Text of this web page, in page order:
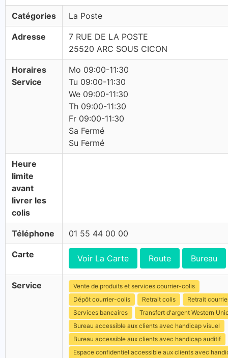
Catégories La Poste
Adresse
7 RUE DE LA POSTE
25520 ARC SOUS CICON
Horaires
Service
Mo 09:00-11:30
Tu 09:00-11:30
We 09:00-11:30
Th 09:00-11:30
Fr 09:00-11:30
Sa Fermé
Su Fermé
Heure
limite
avant
livrer les
colis
Téléphone 01 55 44 00 00
Carte Voir La Carte Route Bureau
Service
Vente de produits et services courrier-colis
Dépôt courrier-colis
Retrait colis
Retrait
Services bancaires
Transfert d'argent Western
Bureau accessible aux clients avec handicap visuel
Bureau accessible aux clients avec handicap auditif
Espace confidentiel accessible aux clients avec